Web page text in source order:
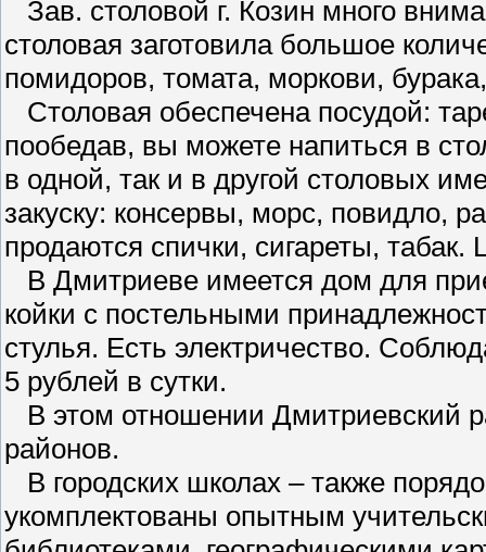
Зав. столовой г. Козин много
столовая заготовила большое
помидоров, томата, моркови,
Столовая обеспечена посудой:
пообедав, вы можете напиться в
в одной, так и в другой столовых
закуску: консервы, морс, повидло,
продаются спички, сигареты,
В Дмитриеве имеется дом для
койки с постельными
стулья. Есть электричество.
5 рублей в сутки.
В этом отношении Дмитриевский
районов.
В городских школах – также
укомплектованы опытным